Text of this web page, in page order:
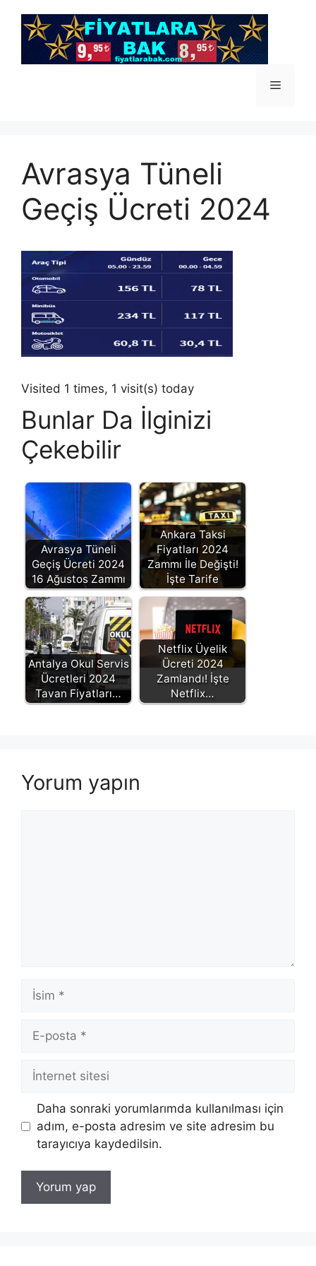
Menü
Avrasya Tüneli
Geçiş Ücreti 2024
Visited 1 times, 1 visit(s) today
Bunlar Da İlginizi
Çekebilir
Avrasya Tüneli
Geçiş Ücreti 2024
16 Ağustos Zammı
Ankara Taksi
Fiyatları 2024
Zammı İle Değişti!
İşte Tarife
Antalya Okul Servis
Ücretleri 2024
Tavan Fiyatları…
Netflix Üyelik
Ücreti 2024
Zamlandı! İşte
Netflix…
Yorum yapın
İsim
posta
İnternet
sitesi
Daha sonraki yorumlarımda kullanılması için
adım, e-posta adresim ve site adresim bu
tarayıcıya kaydedilsin.